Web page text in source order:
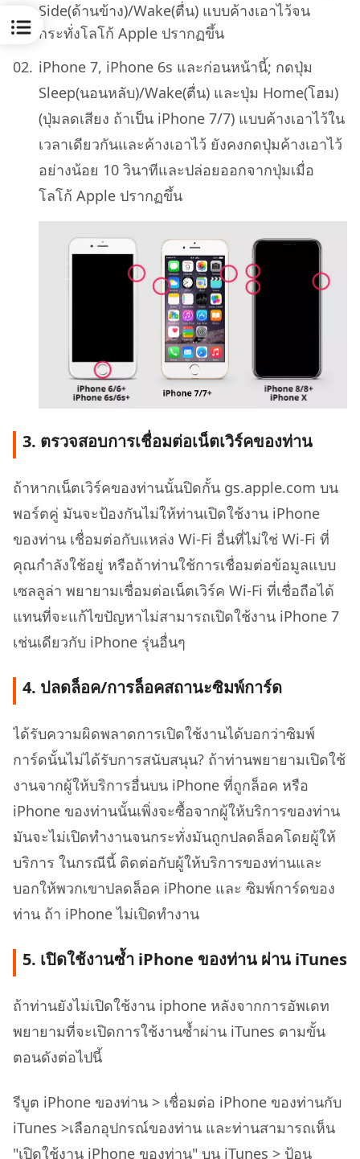
Side(ด้านข้าง)/Wake(ตื่น) แบบค้างเอาไว้จน
กระทั่งโลโก้ Apple ปรากฏขึ้น
iPhone 7, iPhone 6s และก่อนหน้านี้; กดปุ่ม
Sleep(นอนหลับ)/Wake(ตื่น) และปุ่ม Home(โฮม)
(ปุ่มลดเสียง ถ้าเป็น iPhone 7/7) แบบค้างเอาไว้ใน
เวลาเดียวกันและค้างเอาไว้ ยังคงกดปุ่มค้างเอาไว้
อย่างน้อย 10 วินาทีและปล่อยออกจากปุ่มเมื่อ
โลโก้ Apple ปรากฏขึ้น
3. ตรวจสอบการเชื่อมต่อเน็ตเวิร์คของท่าน
ถ้าหากเน็ตเวิร์คของท่านนั้นปิดกั้น gs.apple.com บน
พอร์ตคู่ มันจะป้องกันไม่ให้ท่านเปิดใช้งาน iPhone
ของท่าน เชื่อมต่อกับแหล่ง Wi-Fi อื่นที่ไม่ใช่ Wi-Fi ที่
คุณกำลังใช้อยู่ หรือถ้าท่านใช้การเชื่อมต่อข้อมูลแบบ
เซลลูล่า พยายามเชื่อมต่อเน็ตเวิร์ค Wi-Fi ที่เชื่อถือได้
แทนที่จะแก้ไขปัญหาไม่สามารถเปิดใช้งาน iPhone 7
เช่นเดียวกับ iPhone รุ่นอื่นๆ
4. ปลดล็อค/การล็อคสถานะซิมพ์การ์ด
ได้รับความผิดพลาดการเปิดใช้งานได้บอกว่าซิมพ์
การ์ดนั้นไม่ได้รับการสนับสนุน? ถ้าท่านพยายามเปิดใช้
งานจากผู้ให้บริการอื่นบน iPhone ที่ถูกล็อค หรือ
iPhone ของท่านนั้นเพิ่งจะซื้อจากผู้ให้บริการของท่าน
มันจะไม่เปิดทำงานจนกระทั่งมันถูกปลดล็อคโดยผู้ให้
บริการ ในกรณีนี้ ติดต่อกับผู้ให้บริการของท่านและ
บอกให้พวกเขาปลดล็อค iPhone และ ซิมพ์การ์ดของ
ท่าน ถ้า iPhone ไม่เปิดทำงาน
5. เปิดใช้งานซ้ำ iPhone ของท่าน ผ่าน iTunes
ถ้าท่านยังไม่เปิดใช้งาน iphone หลังจากการอัพเดท
พยายามที่จะเปิดการใช้งานซ้ำผ่าน iTunes ตามขั้น
ตอนดังต่อไปนี้
รีบูต iPhone ของท่าน > เชื่อมต่อ iPhone ของท่านกับ
iTunes >เลือกอุปกรณ์ของท่าน และท่านสามารถเห็น
"เปิดใช้งาน iPhone ของท่าน" บน iTunes > ป้อน